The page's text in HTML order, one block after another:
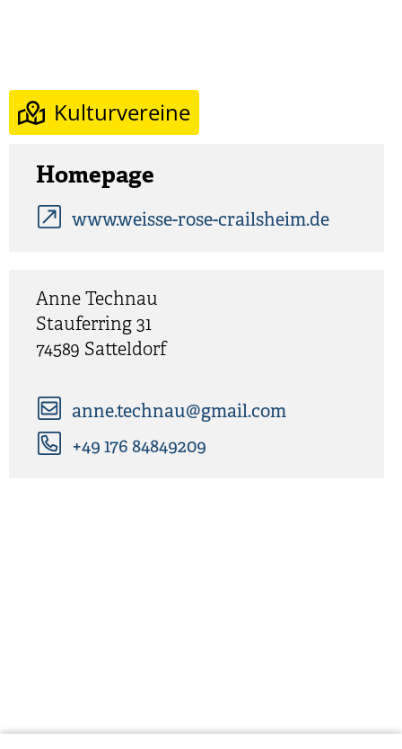
Kulturvereine
Homepage
www.weisse-rose-crailsheim.de
Anne Technau
Stauferring 31
74589 Satteldorf
anne.technau@gmail.com
+49 176 84849209